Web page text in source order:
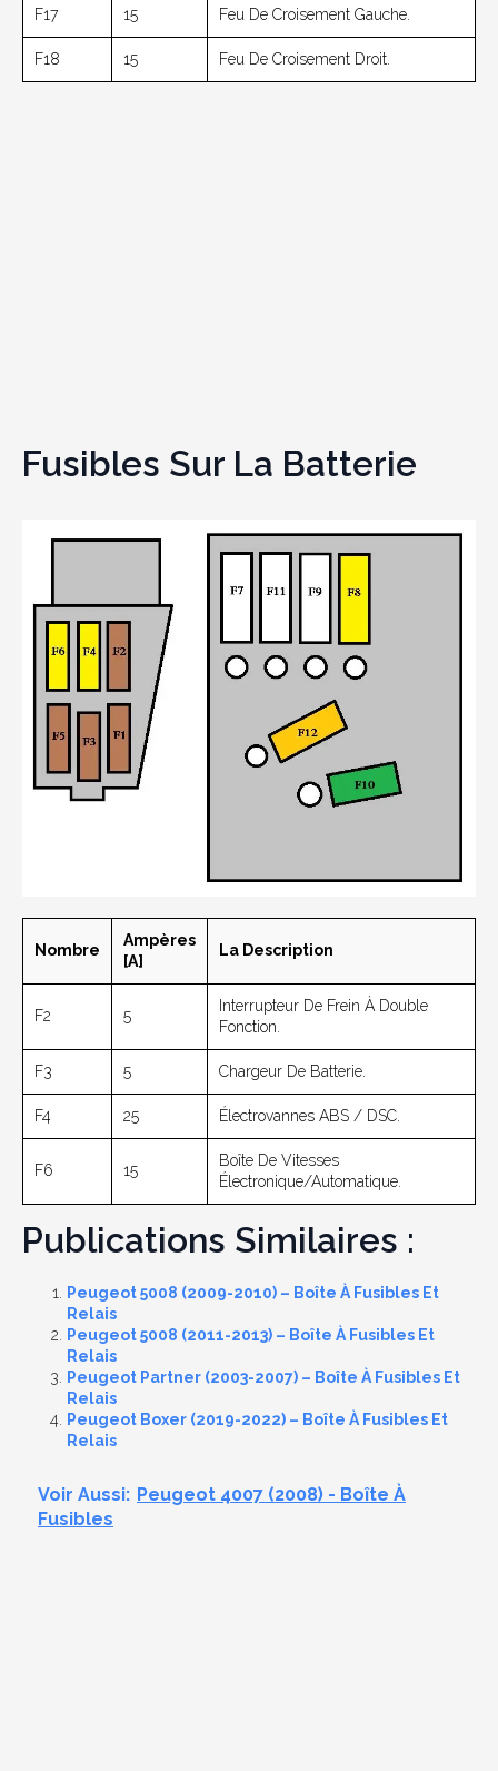
F17 15 Feu De Croisement Gauche.
F18 15 Feu De Croisement Droit.
Fusibles Sur La Batterie
Nombre
Ampères
[A]
La Description
F2 5
Interrupteur De Frein À Double
Fonction.
F3 5 Chargeur De Batterie.
F4 25 Électrovannes ABS / DSC.
F6 15
Boîte De Vitesses
Électronique/automatique.
Publications Similaires :
Peugeot 5008 (2009-2010) – Boîte À Fusibles Et
Relais
Peugeot 5008 (2011-2013) – Boîte À Fusibles Et
Relais
Peugeot Partner (2003-2007) – Boîte À Fusibles Et
Relais
Peugeot Boxer (2019-2022) – Boîte À Fusibles Et
Relais
Voir Aussi: Peugeot 4007 (2008) - Boîte À
Fusibles